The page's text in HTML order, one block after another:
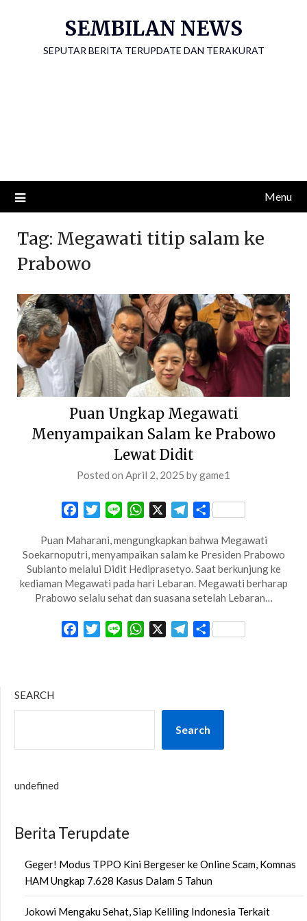
SEMBILAN NEWS
SEPUTAR BERITA TERUPDATE DAN TERAKURAT
Menu
Tag: Megawati titip salam ke
Prabowo
Puan Ungkap Megawati
Menyampaikan Salam ke Prabowo
Lewat Didit
Posted on April 2, 2025 bygame1
FacebookTwitterLine WhatsApp Telegram
Share
Puan Maharani, mengungkapkan bahwa Megawati
Soekarnoputri, menyampaikan salam ke Presiden Prabowo
Subianto melalui Didit Hediprasetyo. Saat berkunjung ke
kediaman Megawati pada hari Lebaran. Megawati berharap
Prabowo selalu sehat dan suasana setelah Lebaran…
FacebookTwitterLine WhatsApp Telegram
Share
SEARCH
Search
undefined
Berita Terupdate
Geger! Modus TPPO Kini Bergeser ke Online Scam, Komnas
HAM Ungkap 7.628 Kasus Dalam 5 Tahun
Jokowi Mengaku Sehat, Siap Keliling Indonesia Terkait